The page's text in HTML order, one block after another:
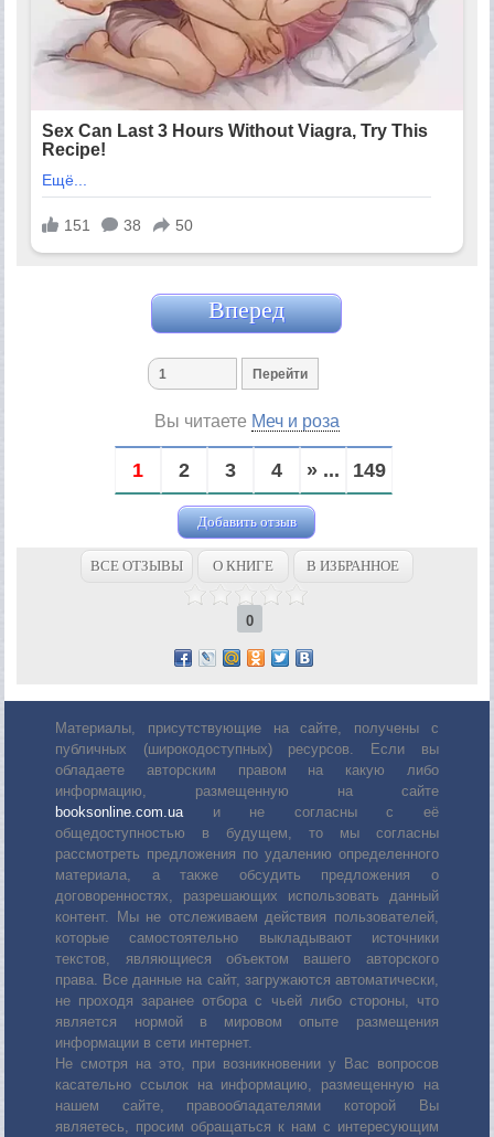
Вперед
Вы читаете Меч и роза
1 2 3 4 » ... 149
Добавить отзыв
ВСЕ ОТЗЫВЫ О КНИГЕ В ИЗБРАННОЕ
0
Материалы, присутствующие на сайте, получены с
публичных (широкодоступных) ресурсов. Если вы
обладаете авторским правом на какую либо
информацию, размещенную на сайте
booksonline.com.uaи не согласны с её
общедоступностью в будущем, то мы согласны
рассмотреть предложения по удалению определенного
материала, а также обсудить предложения о
договоренностях, разрешающих использовать данный
контент. Мы не отслеживаем действия пользователей,
которые самостоятельно выкладывают источники
текстов, являющиеся объектом вашего авторского
права. Все данные на сайт, загружаются автоматически,
не проходя заранее отбора с чьей либо стороны, что
является нормой в мировом опыте размещения
информации в сети интернет.
Не смотря на это, при возникновении у Вас вопросов
касательно ссылок на информацию, размещенную на
нашем сайте, правообладателями которой Вы
являетесь, просим обращаться к нам с интересующим